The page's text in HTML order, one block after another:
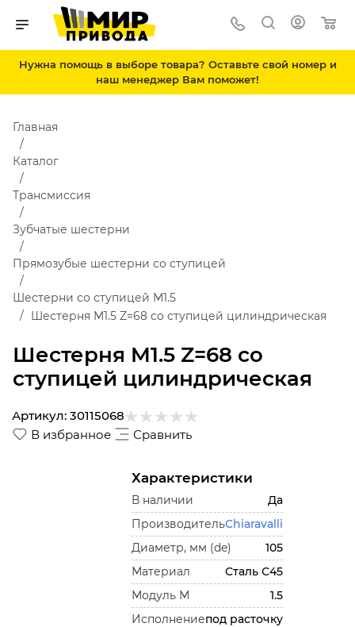
Нужна помощь в выборе товара? Оставьте свой номер и
наш менеджер Вам поможет!
Шестерня M1.5 Z=68 со
ступицей цилиндрическая
Главная
Каталог
Трансмиссия
Зубчатые шестерни
Прямозубые шестерни со ступицей
Шестерни со ступицей М1.5
Шестерня M1.5 Z=68 со ступицей цилиндрическая
В избранное Сравнить
Артикул: 30115068
Характеристики
В наличии
Да
ПроизводительChiaravalli
Диаметр, мм (de)
105
Материал
Сталь С45
Модуль М
1.5
Исполнениепод расточку